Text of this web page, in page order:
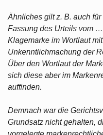
Ähnliches gilt z. B. auch
Fassung des Urteils vom
Klagemarke im Wortlaut
Unkenntlichmachung der
Über den Wortlaut der
sich diese aber im
auffinden.
Demnach war die
Grundsatz nicht gehalten,